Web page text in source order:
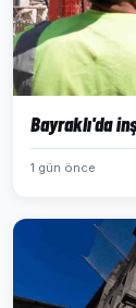
Bayraklı'da
1 gün önce